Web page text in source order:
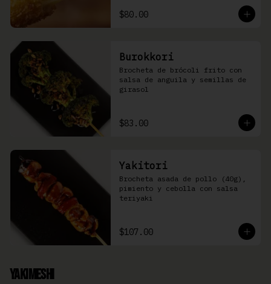
$80.00
Burokkori
Brocheta de brócoli frito con
salsa de anguila y semillas de
girasol
$83.00
Yakitori
Brocheta asada de pollo (40g),
pimiento y cebolla con salsa
teriyaki
$107.00
Yakimeshi